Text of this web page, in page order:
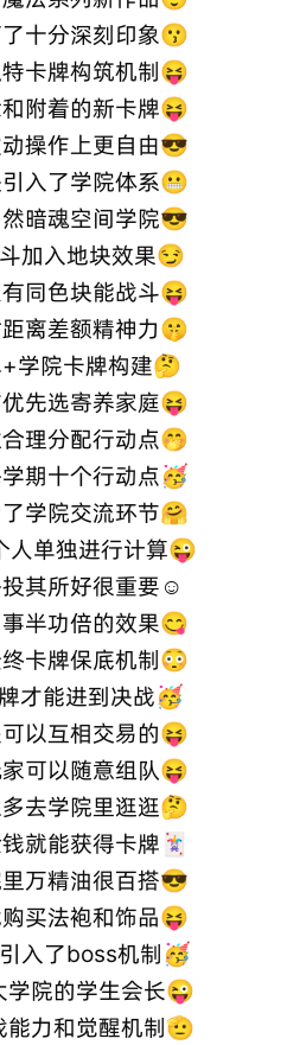
十分深刻印象😗
卡牌构筑机制😝
附着的新卡牌😝
操作上更自由😎
入了学院体系😬
暗魂空间学院😎
加入地块效果😏
同色块能战斗😝
离差额精神力🤫
学院卡牌构建🤔
先选寄养家庭😝
理分配行动点🤭
期十个行动点🥳
学院交流环节🤗
人单独进行计算😜
其所好很重要☺️
半功倍的效果😋
卡牌保底机制😳
才能进到决战🥳
以互相交易的😝
可以随意组队😝
去学院里逛逛🤔
就能获得卡牌🃏
万精油很百搭😎
买法袍和饰品😝
入了boss机制🥳
学院的学生会长😜
能力和觉醒机制🫡